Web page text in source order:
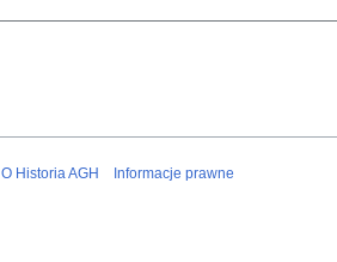
O Historia AGH Informacje prawne